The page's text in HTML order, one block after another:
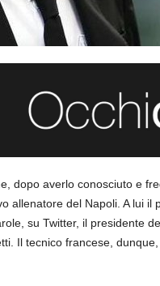
dopo averlo conosciuto e
allenatore del Napoli. A lui il
su Twitter, il presidente
Il tecnico francese,